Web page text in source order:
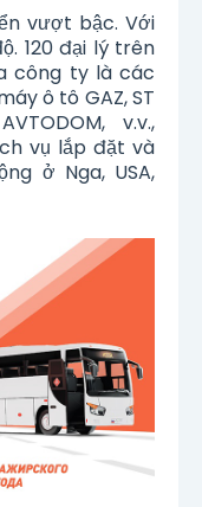
vượt bậc. Với
120 đại lý trên
công ty là các
ô tô GAZ, ST
v.v.,
vụ lắp đặt và
ở Nga, USA,